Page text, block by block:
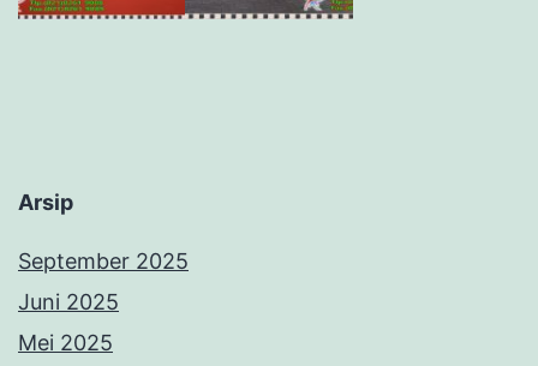
Arsip
September 2025
Juni 2025
Mei 2025